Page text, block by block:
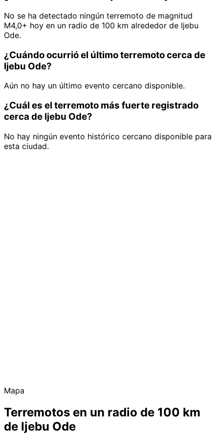
No se ha detectado ningún terremoto de magnitud
M4,0+ hoy en un radio de 100 km alrededor de Ijebu
Ode.
¿Cuándo ocurrió el último terremoto cerca de
Ijebu Ode?
Aún no hay un último evento cercano disponible.
¿Cuál es el terremoto más fuerte registrado
cerca de Ijebu Ode?
No hay ningún evento histórico cercano disponible para
esta ciudad.
Mapa
Terremotos en un radio de 100 km
de Ijebu Ode